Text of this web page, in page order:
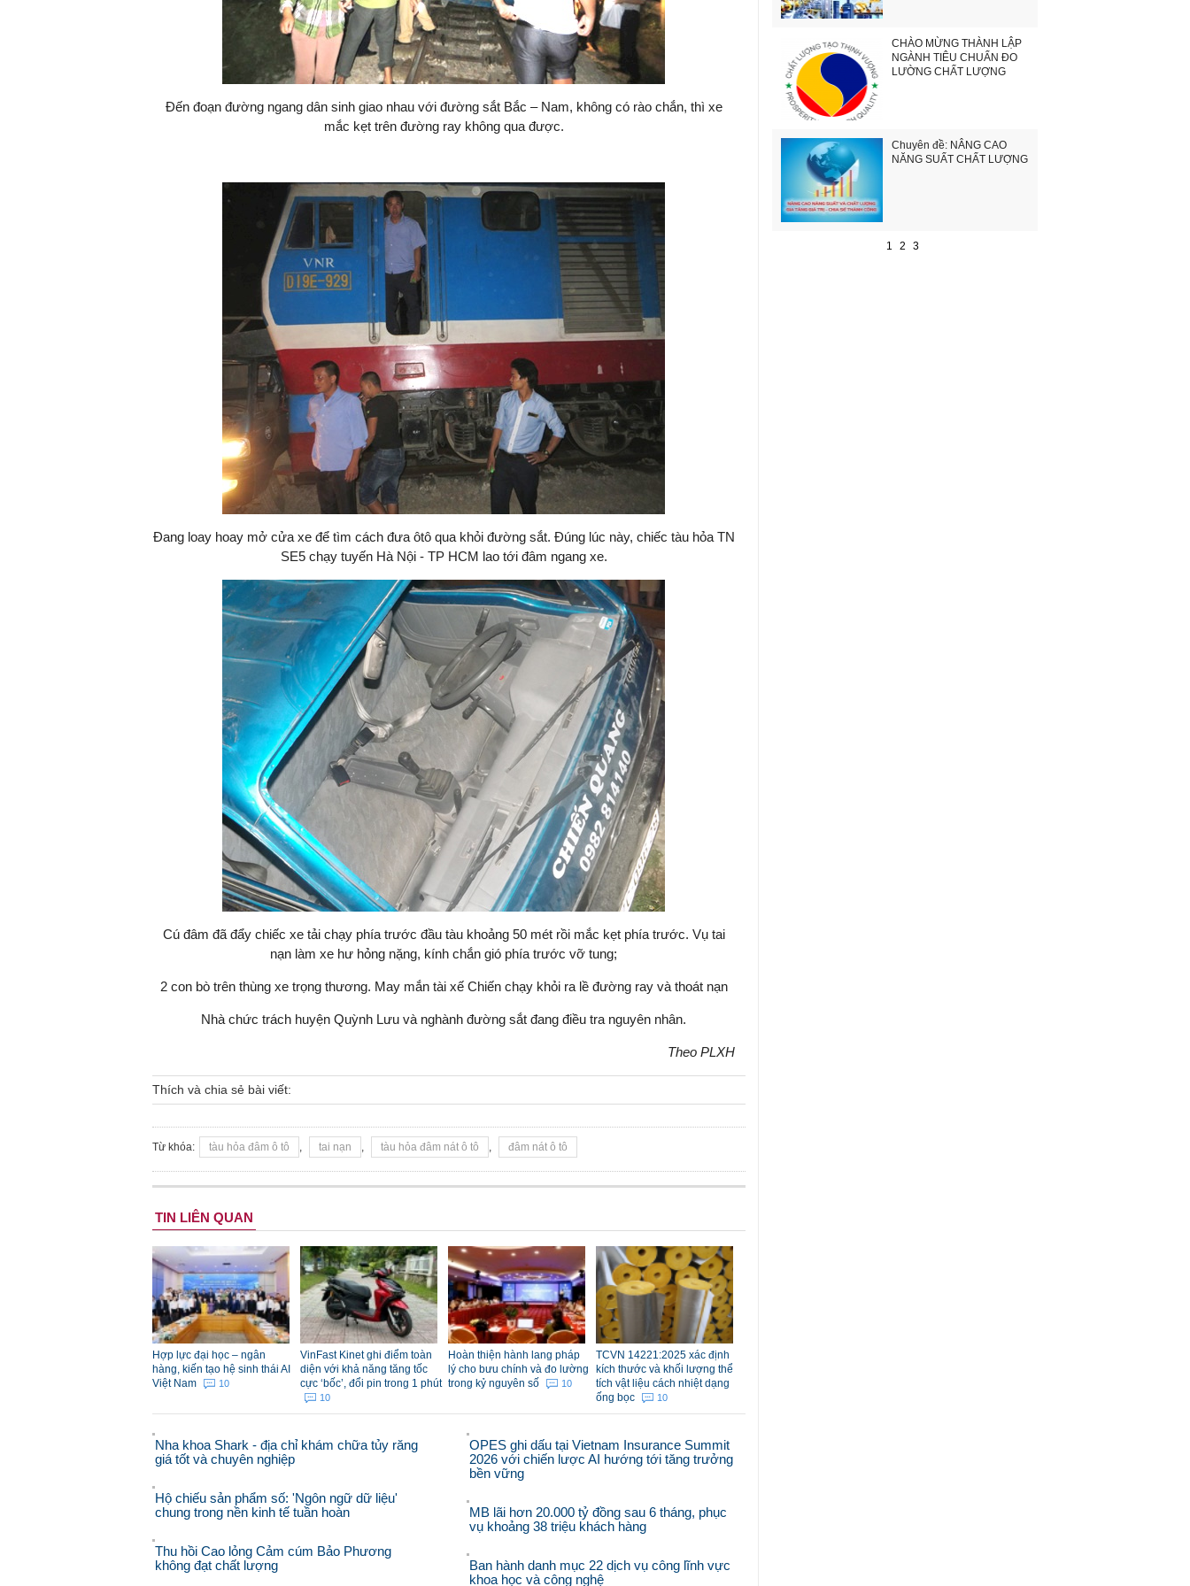
Đến đoạn đường ngang dân sinh giao nhau với đường sắt Bắc – Nam, không có rào chắn, thì xe
mắc kẹt trên đường ray không qua được.
Đang loay hoay mở cửa xe để tìm cách đưa ôtô qua khỏi đường sắt. Đúng lúc này, chiếc tàu hỏa TN
SE5 chạy tuyến Hà Nội - TP HCM lao tới đâm ngang xe.
Cú đâm đã đẩy chiếc xe tải chạy phía trước đầu tàu khoảng 50 mét rồi mắc kẹt phía trước. Vụ tai
nạn làm xe hư hỏng nặng, kính chắn gió phía trước vỡ tung;
2 con bò trên thùng xe trọng thương. May mắn tài xế Chiến chạy khỏi ra lề đường ray và thoát nạn
Nhà chức trách huyện Quỳnh Lưu và nghành đường sắt đang điều tra nguyên nhân.
Theo PLXH
Thích và chia sẻ bài viết:
Từ khóa: tàu hỏa đâm ô tô , tai nạn , tàu hỏa đâm nát ô tô , đâm nát ô tô
TIN LIÊN QUAN
Hợp lực đại học – ngân
hàng, kiến tạo hệ sinh thái AI
Việt Nam
10
VinFast Kinet ghi điểm toàn
diện với khả năng tăng tốc
cực ‘bốc’, đổi pin trong 1 phút
10
Hoàn thiện hành lang pháp
lý cho bưu chính và đo lường
trong kỷ nguyên số
10
TCVN 14221:2025 xác định
kích thước và khối lượng thể
tích vật liệu cách nhiệt dạng
ống bọc
10
Nha khoa Shark - địa chỉ khám chữa tủy răng
giá tốt và chuyên nghiệp
Hộ chiếu sản phẩm số: 'Ngôn ngữ dữ liệu'
chung trong nền kinh tế tuần hoàn
Thu hồi Cao lỏng Cảm cúm Bảo Phương
không đạt chất lượng
OPES ghi dấu tại Vietnam Insurance Summit
2026 với chiến lược AI hướng tới tăng trưởng
bền vững
MB lãi hơn 20.000 tỷ đồng sau 6 tháng, phục
vụ khoảng 38 triệu khách hàng
Ban hành danh mục 22 dịch vụ công lĩnh vực
khoa học và công nghệ
CHÀO MỪNG THÀNH LẬP
NGÀNH TIÊU CHUẨN ĐO
LƯỜNG CHẤT LƯỢNG
Chuyên đề: NÂNG CAO
NĂNG SUẤT CHẤT LƯỢNG
1 2 3